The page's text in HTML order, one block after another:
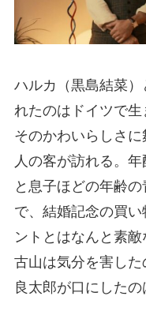
ハルカ（黒島結菜
れたのはドイツで生
そのかわいらしさ
人の客が訪れる。
と息子ほどの年齢の
で、結婚記念の買
ントとはなんと素敵
古山は気分を害した
良太郎が口にしたの